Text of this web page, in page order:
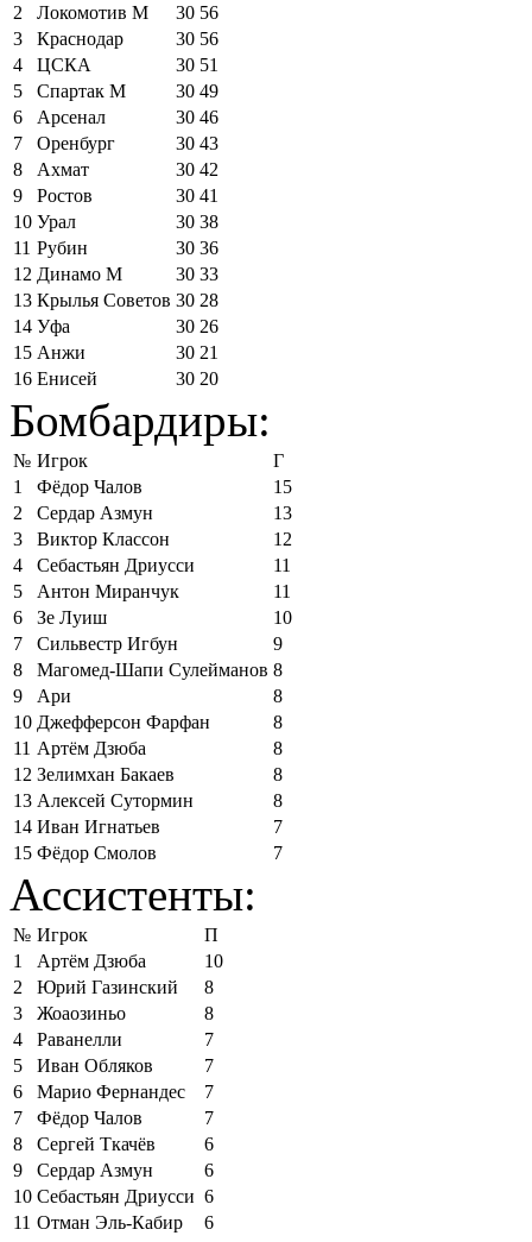
2
Локомотив М 30 56
3
Краснодар 30 56
4
ЦСКА 30 51
5
Спартак М 30 49
6
Арсенал 30 46
7
Оренбург 30 43
8
Ахмат 30 42
9
Ростов 30 41
10 Урал 30 38
11 Рубин 30 36
12 Динамо М 30 33
13 Крылья Советов 30 28
14 Уфа 30 26
15 Анжи 30 21
16 Енисей 30 20
Бомбардиры:
№ Игрок
Г
1
Фёдор Чалов
15
2
Сердар Азмун
13
3
Виктор Классон
12
4
Себастьян Дриусси
11
5
Антон Миранчук
11
6
Зе Луиш
10
7
Сильвестр Игбун
9
8
Магомед-Шапи Сулейманов 8
9
Ари
8
10 Джефферсон Фарфан
8
11 Артём Дзюба
8
12 Зелимхан Бакаев
8
13 Алексей Сутормин
8
14 Иван Игнатьев
7
15 Фёдор Смолов 7
Ассистенты:
№ Игрок
П
1
Артём Дзюба
10
2
Юрий Газинский
8
3
Жоаозиньо
8
4
Раванелли
7
5
Иван Обляков
7
6
Марио Фернандес
7
7
Фёдор Чалов
7
8
Сергей Ткачёв
6
9
Сердар Азмун
6
10 Себастьян Дриусси 6
11 Отман Эль-Кабир
6